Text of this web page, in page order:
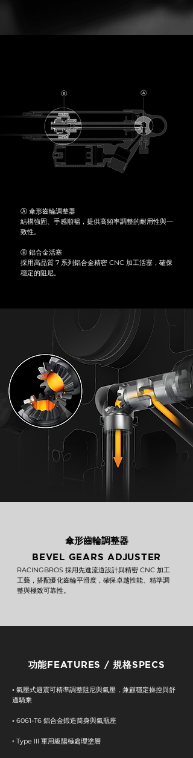
Ⓐ 傘形齒輪調整器
結構強固、手感順暢，提供高頻率調整的耐用性與一
致性。
Ⓑ 鋁合金活塞
採用高品質 7 系列鋁合金精密 CNC 加工活塞，確保
穩定的阻尼。
傘形齒輪調整器
BEVEL GEARS ADJUSTER
RACINGBROS 採用先進流道設計與精密 CNC 加工
工藝，搭配優化齒輪平滑度，確保卓越性能、精準調
整與極致可靠性。
功能FEATURES / 規格SPECS
◦ 氣壓式避震可精準調整阻尼與氣壓，兼顧穩定操控與舒
適騎乘
◦ 6061-T6 鋁合金鍛造筒身與氣瓶座
◦ Type III 軍用級陽極處理塗層